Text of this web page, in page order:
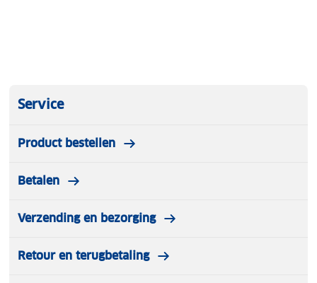
Service
Product bestellen
Betalen
Verzending en bezorging
Retour en terugbetaling